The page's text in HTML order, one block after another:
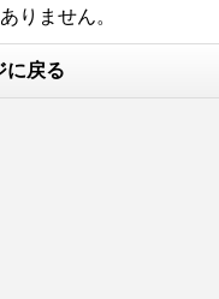
りません。
に戻る